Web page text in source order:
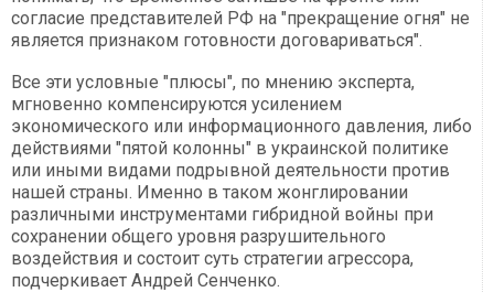
согласие представителей РФ на "прекращение огня" не
является признаком готовности договариваться".
Все эти условные "плюсы", по мнению эксперта,
мгновенно компенсируются усилением
экономического или информационного давления, либо
действиями "пятой колонны" в украинской политике
или иными видами подрывной деятельности против
нашей страны. Именно в таком жонглировании
различными инструментами гибридной войны при
сохранении общего уровня разрушительного
воздействия и состоит суть стратегии агрессора,
подчеркивает Андрей Сенченко.